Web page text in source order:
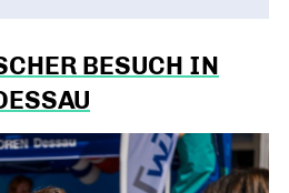
BESUCH IN